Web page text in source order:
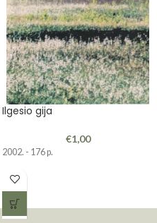
Ilgesio gija
€1,00
2002. - 176 p.